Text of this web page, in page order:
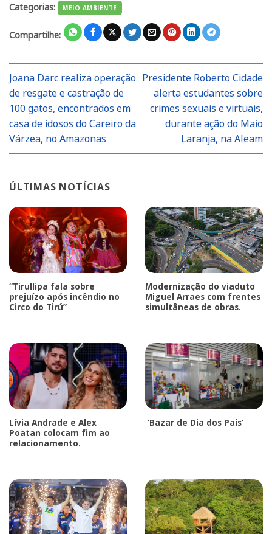
Categorias: MEIO AMBIENTE
Compartilhe:
Joana Darc realiza operação
de resgate e castração de
100 gatos, encontrados em
casa de idosos do Careiro da
Várzea, no Amazonas
Presidente Roberto Cidade
alerta estudantes sobre
crimes sexuais e virtuais,
durante ação do Maio
Laranja, na Aleam
ÚLTIMAS NOTÍCIAS
“Tirullipa fala sobre
prejuízo após incêndio no
Circo do Tirú”
Modernização do viaduto
Miguel Arraes com frentes
simultâneas de obras.
Lívia Andrade e Alex
Poatan colocam fim ao
relacionamento.
‘Bazar de Dia dos Pais’